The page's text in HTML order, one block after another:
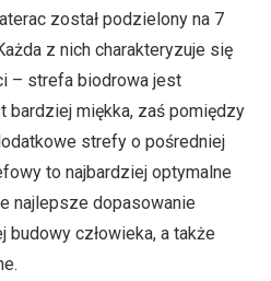
został podzielony na 7
z nich charakteryzuje się
– strefa biodrowa jest
bardziej miękka, zaś pomiędzy
strefy o pośredniej
to najbardziej optymalne
najlepsze dopasowanie
budowy człowieka, a także